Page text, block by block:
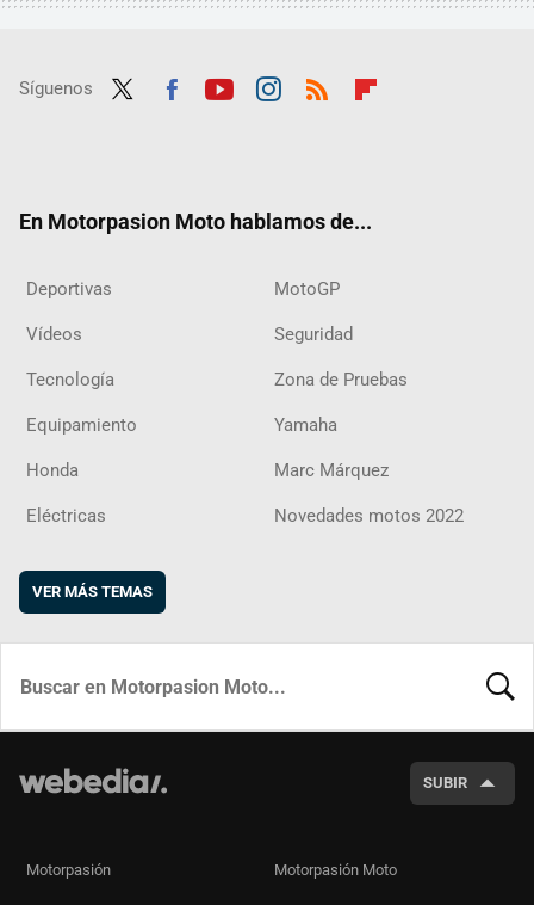
Síguenos
En Motorpasion Moto hablamos de...
Deportivas MotoGP
Vídeos Seguridad
Tecnología Zona de Pruebas
Equipamiento Yamaha
Honda Marc Márquez
Eléctricas Novedades motos 2022
VER MÁS TEMAS
SUBIR
Motorpasión Motorpasión Moto